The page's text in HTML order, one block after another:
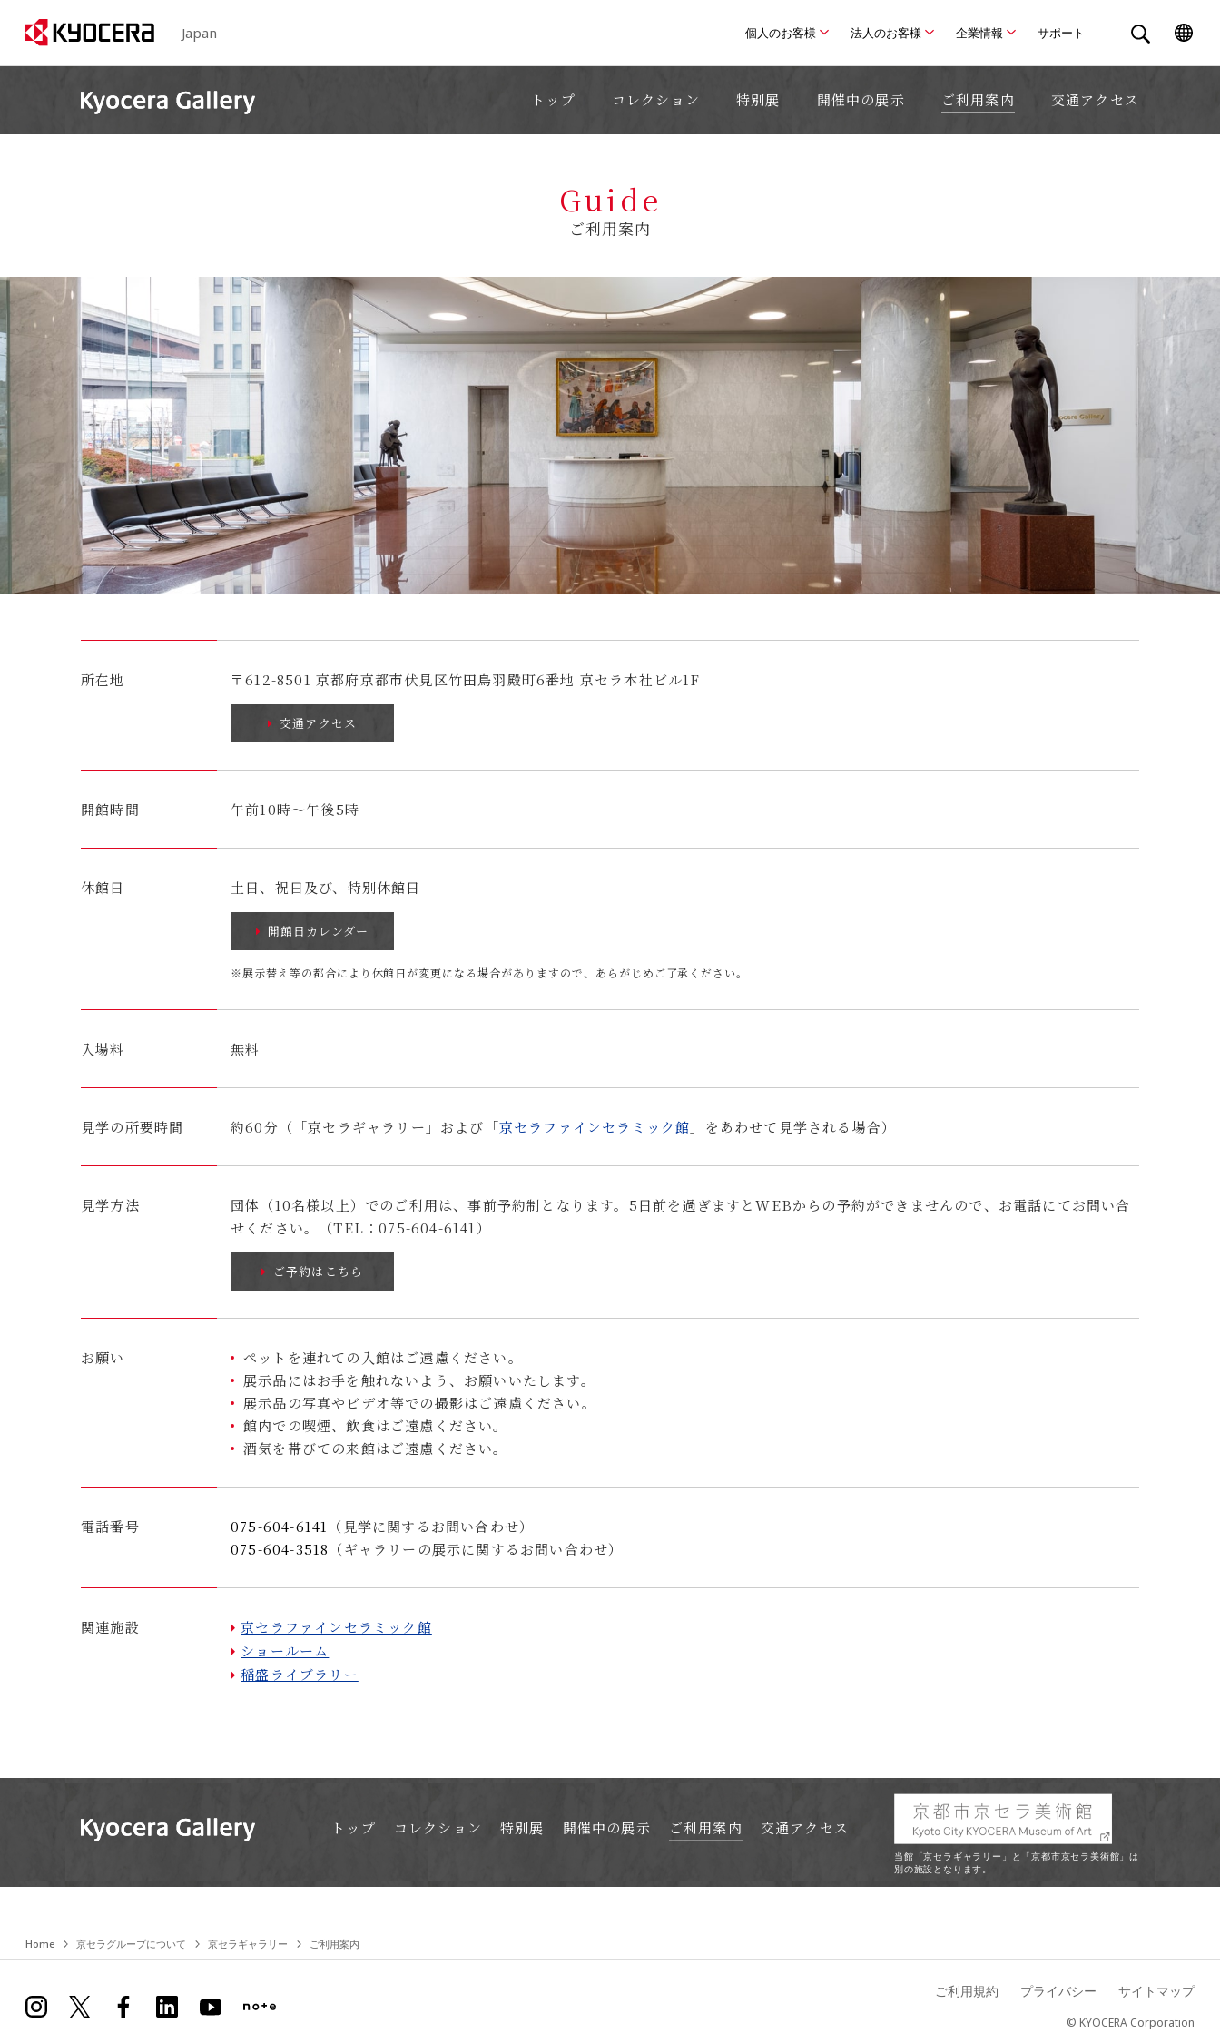
Japan 個人のお客様 法人のお客様 企業情報 サポート
トップ コレクション 特別展 開催中の展示 ご利用案内 交通アクセス
Guide
ご利用案内
所在地 〒612-8501 京都府京都市伏見区竹田鳥羽殿町6番地 京セラ本社ビル1F
交通アクセス
開館時間 午前10時～午後5時
休館日 土日、祝日及び、特別休館日
開館日カレンダー
※展示替え等の都合により休館日が変更になる場合がありますので、あらがじめご了承ください。
入場料 無料
見学の所要時間 約60分（「京セラギャラリー」および「京セラファインセラミック館 」をあわせて見学される場合）
見学方法
団体（10名様以上）でのご利用は、事前予約制となります。5日前を過ぎますとWEBからの予約ができませんので、お電話にてお問い合
せください。（TEL：075-604-6141）
ご予約はこちら
お願い
ペットを連れての入館はご遠慮ください。
展示品にはお手を触れないよう、お願いいたします。
展示品の写真やビデオ等での撮影はご遠慮ください。
館内での喫煙、飲食はご遠慮ください。
酒気を帯びての来館はご遠慮ください。
電話番号 075-604-6141 （見学に関するお問い合わせ）
075-604-3518 （ギャラリーの展示に関するお問い合わせ）
関連施設
京セラファインセラミック館
ショールーム
稲盛ライブラリー
トップ コレクション 特別展 開催中の展示 ご利用案内 交通アクセス
当館「京セラギャラリー」と「京都市京セラ美術館」は
別の施設となります。
Home 京セラグループについて 京セラギャラリー ご利用案内
ご利用規約 プライバシー サイトマップ
© KYOCERA Corporation